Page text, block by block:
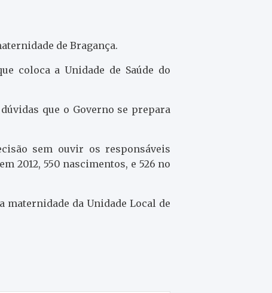
de Bragança.
coloca a Unidade de Saúde do
que o Governo se prepara
sem ouvir os responsáveis
2012, 550 nascimentos, e 526 no
da Unidade Local de